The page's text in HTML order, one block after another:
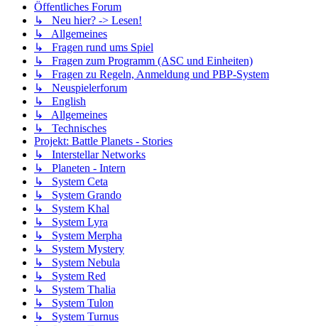
Öffentliches Forum
↳ Neu hier? -> Lesen!
↳ Allgemeines
↳ Fragen rund ums Spiel
↳ Fragen zum Programm (ASC und Einheiten)
↳ Fragen zu Regeln, Anmeldung und PBP-System
↳ Neuspielerforum
↳ English
↳ Allgemeines
↳ Technisches
Projekt: Battle Planets - Stories
↳ Interstellar Networks
↳ Planeten - Intern
↳ System Ceta
↳ System Grando
↳ System Khal
↳ System Lyra
↳ System Merpha
↳ System Mystery
↳ System Nebula
↳ System Red
↳ System Thalia
↳ System Tulon
↳ System Turnus